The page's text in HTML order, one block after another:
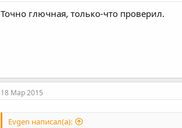
Точно глючная, только-что проверил.
18 Мар 2015
Evgen написал(а):